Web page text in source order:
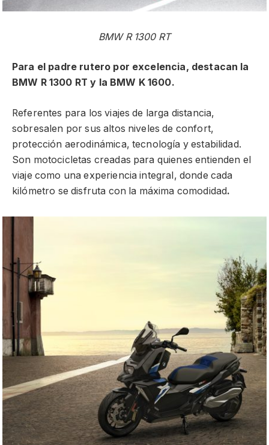
BMW R 1300 RT
Para el padre rutero por excelencia, destacan la
BMW R 1300 RT y la BMW K 1600.
Referentes para los viajes de larga distancia,
sobresalen por sus altos niveles de confort,
protección aerodinámica, tecnología y estabilidad.
Son motocicletas creadas para quienes entienden el
viaje como una experiencia integral, donde cada
kilómetro se disfruta con la máxima comodidad.